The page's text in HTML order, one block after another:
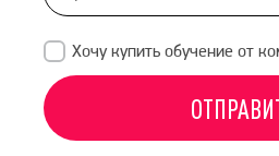
Хочу купить обучение от